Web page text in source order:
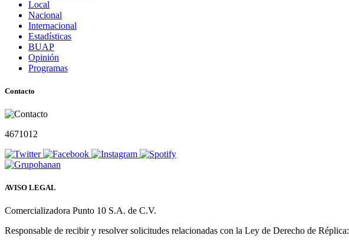
Local
Nacional
Internacional
Estadísticas
BUAP
Opinión
Programas
Contacto
4671012
AVISO LEGAL
Comercializadora Punto 10 S.A. de C.V.
Responsable de recibir y resolver solicitudes relacionadas con la Ley de Derecho de Réplica: